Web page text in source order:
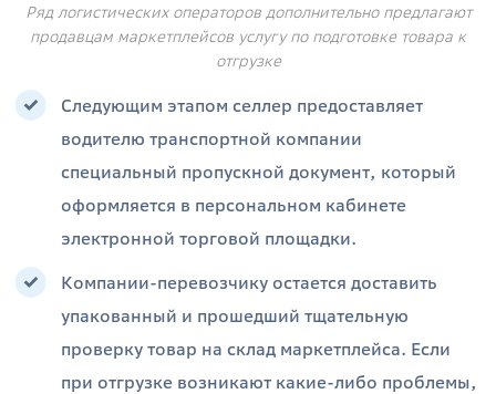
Ряд логистических операторов дополнительно предлагают
продавцам маркетплейсов услугу по подготовке товара к
отгрузке
Следующим этапом селлер предоставляет
водителю транспортной компании
специальный пропускной документ, который
оформляется в персональном кабинете
электронной торговой площадки.
Компании-перевозчику остается доставить
упакованный и прошедший тщательную
проверку товар на склад маркетплейса. Если
при отгрузке возникают какие-либо проблемы,